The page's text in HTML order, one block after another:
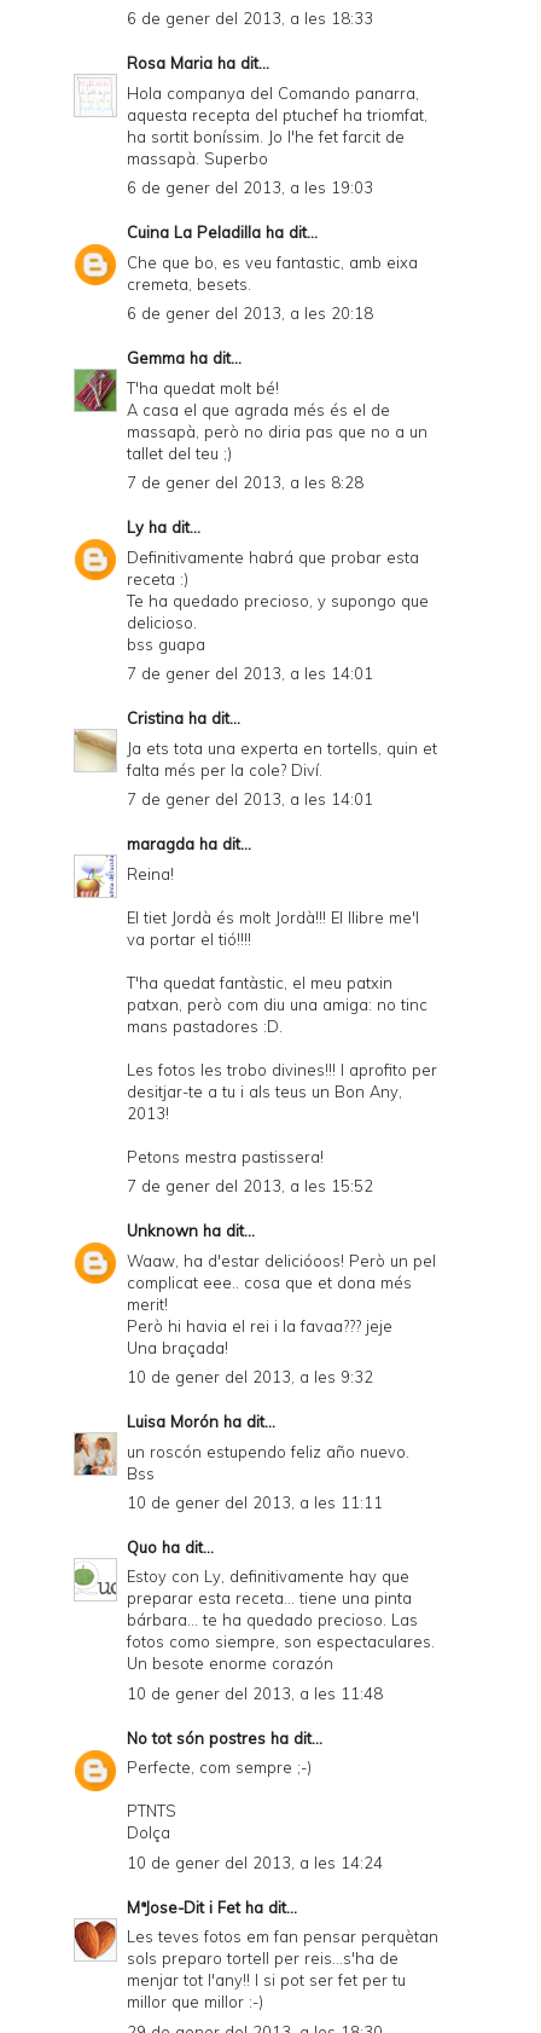
6 de gener del 2013, a les 18:33
Rosa Maria ha dit...
Hola companya del Comando panarra,
aquesta recepta del ptuchef ha triomfat,
ha sortit boníssim. Jo l'he fet farcit de
massapà. Superbo
6 de gener del 2013, a les 19:03
Cuina La Peladilla ha dit...
Che que bo, es veu fantastic, amb eixa
cremeta, besets.
6 de gener del 2013, a les 20:18
Gemma ha dit...
T'ha quedat molt bé!
A casa el que agrada més és el de
massapà, però no diria pas que no a un
tallet del teu ;)
7 de gener del 2013, a les 8:28
Lyha dit...
Definitivamente habrá que probar esta
receta :)
Te ha quedado precioso, y supongo que
delicioso.
bss guapa
7 de gener del 2013, a les 14:01
Cristina ha dit...
Ja ets tota una experta en tortells, quin et
falta més per la cole? Diví.
7 de gener del 2013, a les 14:01
maragda ha dit...
Reina!
El tiet Jordà és molt Jordà!!! El llibre me'l
va portar el tió!!!!
T'ha quedat fantàstic, el meu patxin
patxan, però com diu una amiga: no tinc
mans pastadores :D.
Les fotos les trobo divines!!! I aprofito per
desitjar-te a tu i als teus un Bon Any,
2013!
Petons mestra pastissera!
7 de gener del 2013, a les 15:52
Unknown ha dit...
Waaw, ha d'estar delicióoos! Però un pel
complicat eee.. cosa que et dona més
merit!
Però hi havia el rei i la favaa??? jeje
Una braçada!
10 de gener del 2013, a les 9:32
Luisa Morón ha dit...
un roscón estupendo feliz año nuevo.
Bss
10 de gener del 2013, a les 11:11
Quo ha dit...
Estoy con Ly, definitivamente hay que
preparar esta receta... tiene una pinta
bárbara... te ha quedado precioso. Las
fotos como siempre, son espectaculares.
Un besote enorme corazón
10 de gener del 2013, a les 11:48
No tot són postres ha dit...
Perfecte, com sempre ;-)
PTNTS
Dolça
10 de gener del 2013, a les 14:24
MªJose-Dit i Fetha dit...
Les teves fotos em fan pensar perquètan
sols preparo tortell per reis...s'ha de
menjar tot l'any!! I si pot ser fet per tu
millor que millor :-)